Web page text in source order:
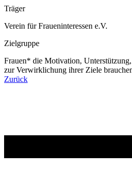
Träger
Verein für Fraueninteressen e.V.
Zielgruppe
Frauen* die Motivation,
zur Verwirklichung ihrer Ziele
Zurück